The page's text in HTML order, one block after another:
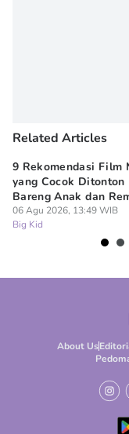
Related Articles
9 Rekomendasi Film
yang Cocok Ditonton
Bareng Anak dan
06 Agu 2026, 13:49 WIB
Big Kid
About Us